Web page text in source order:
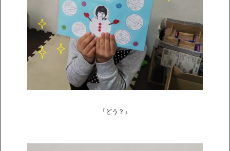
「どう？」